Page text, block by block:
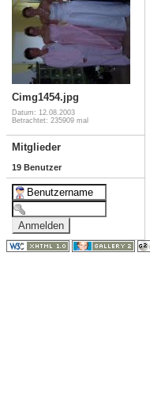
Cimg1454.jpg
Datum: 12.08.2003
Betrachtet: 235909 mal
Mitglieder
19 Benutzer